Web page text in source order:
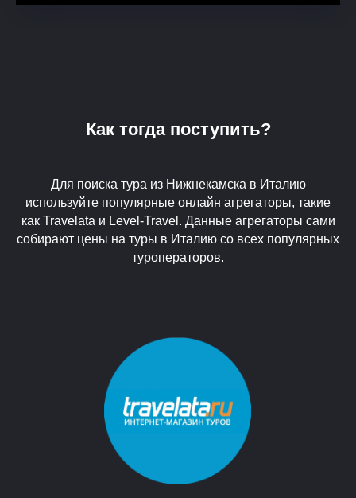
Как тогда поступить?
Для поиска тура из Нижнекамска в Италию
используйте популярные онлайн агрегаторы, такие
как Travelata и Level-Travel. Данные агрегаторы сами
собирают цены на туры в Италию со всех популярных
туроператоров.